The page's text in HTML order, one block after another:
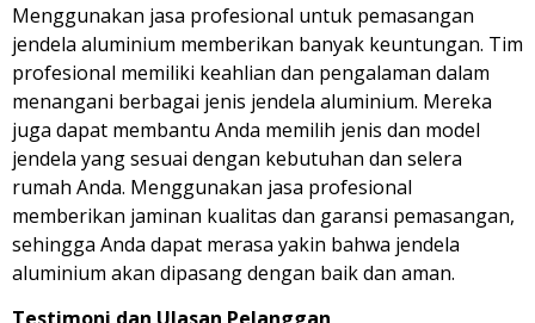
Menggunakan jasa profesional untuk pemasangan
jendela aluminium memberikan banyak keuntungan. Tim
profesional memiliki keahlian dan pengalaman dalam
menangani berbagai jenis jendela aluminium. Mereka
juga dapat membantu Anda memilih jenis dan model
jendela yang sesuai dengan kebutuhan dan selera
rumah Anda. Menggunakan jasa profesional
memberikan jaminan kualitas dan garansi pemasangan,
sehingga Anda dapat merasa yakin bahwa jendela
aluminium akan dipasang dengan baik dan aman.